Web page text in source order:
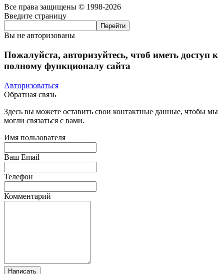
Все права защищены © 1998-2026
Введите страницу
Вы не авторизованы
Пожалуйста, авторизуйтесь, чтоб иметь доступ к
полному функционалу сайта
Авторизоваться
Обратная связь
Здесь вы можете оставить свои контактные данные, чтобы мы
могли связаться с вами.
Имя пользователя
Ваш Email
Телефон
Комментарий
Написать